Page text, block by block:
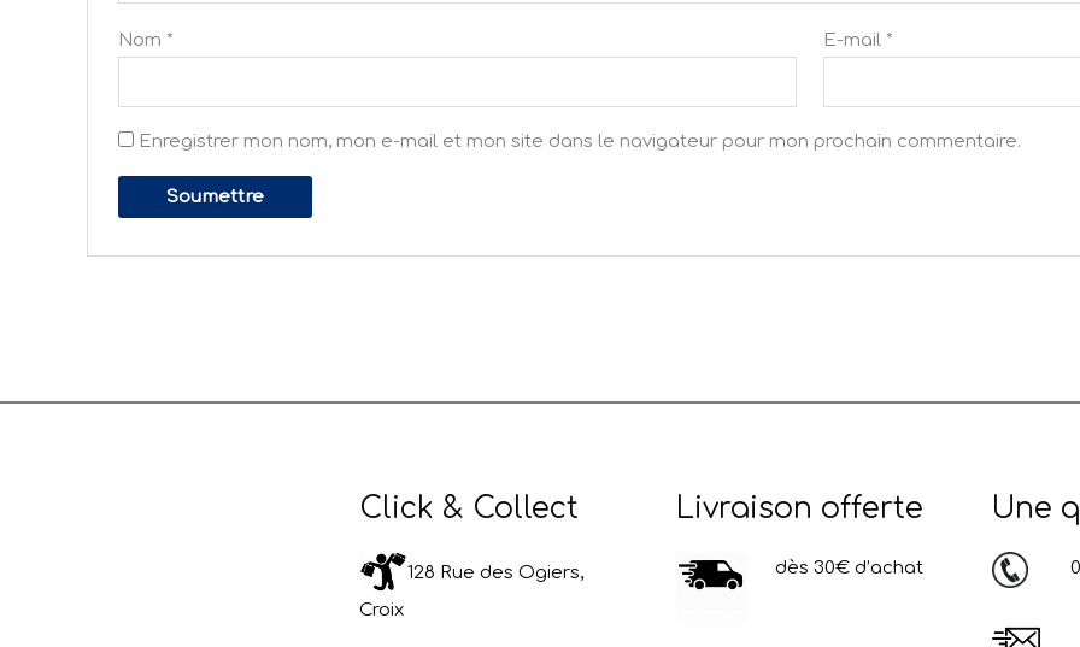
Nom * E-mail *
Enregistrer mon nom, mon e-mail et mon site dans le navigateur pour mon prochain commentaire.
Click & Collect
128 Rue des Ogiers,
Croix
Livraison offerte
dès 30€ d’achat
Une